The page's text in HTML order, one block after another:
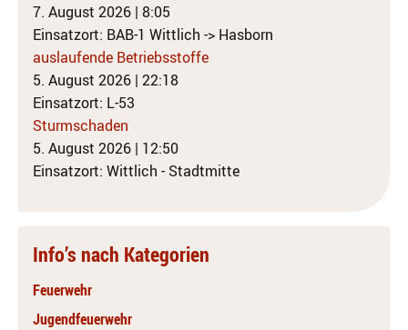
7. August 2026 | 8:05
Einsatzort: BAB-1 Wittlich -> Hasborn
auslaufende Betriebsstoffe
5. August 2026 | 22:18
Einsatzort: L-53
Sturmschaden
5. August 2026 | 12:50
Einsatzort: Wittlich - Stadtmitte
Info’s nach Kategorien
Feuerwehr
Jugendfeuerwehr